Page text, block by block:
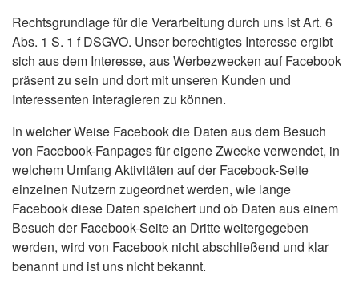
Rechtsgrundlage für die Verarbeitung durch uns ist Art. 6
Abs. 1 S. 1 f DSGVO. Unser berechtigtes Interesse ergibt
sich aus dem Interesse, aus Werbezwecken auf Facebook
präsent zu sein und dort mit unseren Kunden und
Interessenten interagieren zu können.
In welcher Weise Facebook die Daten aus dem Besuch
von Facebook-Fanpages für eigene Zwecke verwendet, in
welchem Umfang Aktivitäten auf der Facebook-Seite
einzelnen Nutzern zugeordnet werden, wie lange
Facebook diese Daten speichert und ob Daten aus einem
Besuch der Facebook-Seite an Dritte weitergegeben
werden, wird von Facebook nicht abschließend und klar
benannt und ist uns nicht bekannt.